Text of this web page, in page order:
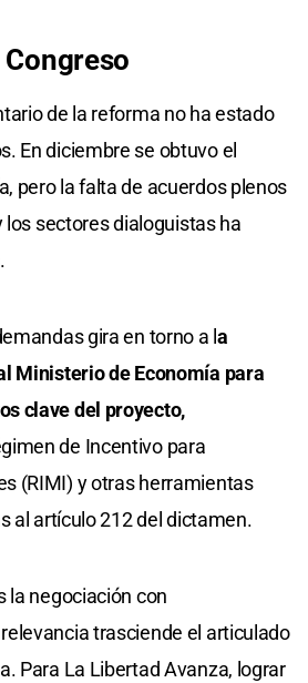
Congreso
de la reforma no ha estado
En diciembre se obtuvo el
pero la falta de acuerdos plenos
sectores dialoguistas ha
gira en torno a l a
Ministerio de Economía para
clave del proyecto,
de Incentivo para
(RIMI) y otras herramientas
al artículo 212 del dictamen.
la negociación con
trasciende el articulado
Para La Libertad Avanza, lograr